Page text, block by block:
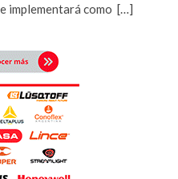
implementará como […]